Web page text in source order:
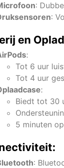
:
:
en
:
Tot 6 uur
Tot 4 uur
:
Biedt tot 30
5 minuten
: